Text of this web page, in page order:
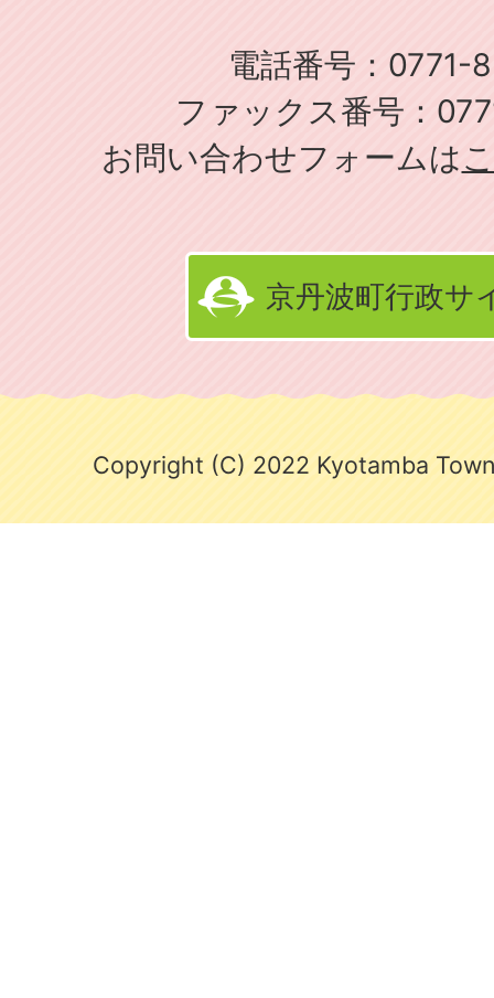
電話番号：0771-
ファックス番号：
お問い合わせフォームは
京丹波町行政サ
Copyright (C) 2022 Kyotamba